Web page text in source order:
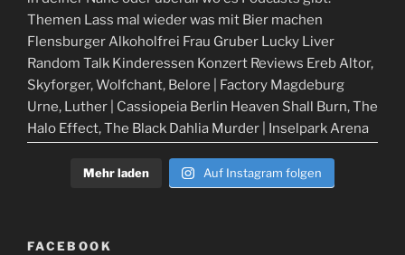
Mehr laden Auf Instagram folgen
FACEBOOK